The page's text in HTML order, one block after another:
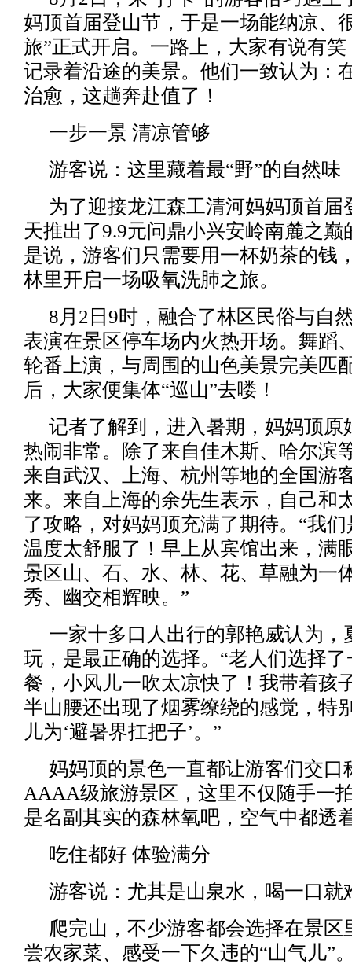
妈顶首届登山节，于是一场能纳凉、
旅”正式开启。一路上，大家有说有
记录着沿途的美景。他们一致认为：
治愈，这趟奔赴值了！
一步一景 清凉管够
游客说：这里藏着最“野”的自然味
为了迎接龙江森工清河妈妈顶首届
天推出了9.9元问鼎小兴安岭南麓之巅
是说，游客们只需要用一杯奶茶的钱
林里开启一场吸氧洗肺之旅。
8月2日9时，融合了林区民俗与自
表演在景区停车场内火热开场。舞蹈
轮番上演，与周围的山色美景完美匹
后，大家便集体“巡山”去喽！
记者了解到，进入暑期，妈妈顶原
热闹非常。除了来自佳木斯、哈尔滨
来自武汉、上海、杭州等地的全国游
来。来自上海的余先生表示，自己和
了攻略，对妈妈顶充满了期待。“我
温度太舒服了！早上从宾馆出来，满
景区山、石、水、林、花、草融为一
秀、幽交相辉映。”
一家十多口人出行的郭艳威认为，
玩，是最正确的选择。“老人们选择
餐，小风儿一吹太凉快了！我带着孩
半山腰还出现了烟雾缭绕的感觉，特
儿为‘避暑界扛把子’。”
妈妈顶的景色一直都让游客们交口
AAAA级旅游景区，这里不仅随手一
是名副其实的森林氧吧，空气中都透
吃住都好 体验满分
游客说：尤其是山泉水，喝一口就
爬完山，不少游客都会选择在景区
尝农家菜、感受一下久违的“山气儿”